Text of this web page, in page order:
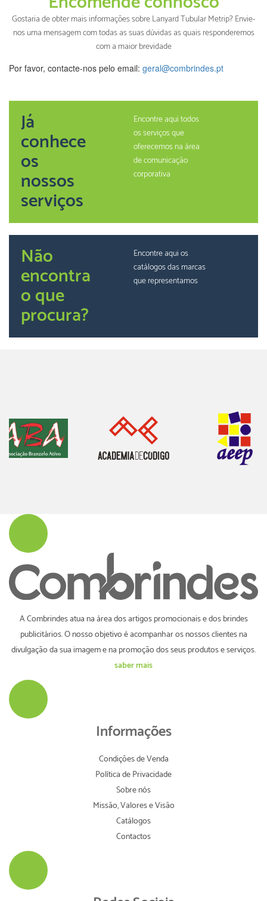
Gostaria de obter mais informações sobre Lanyard Tubular Metrip? Envie-
nos uma mensagem com todas as suas dúvidas as quais responderemos
com a maior brevidade
Por favor, contacte-nos pelo email: geral@combrindes.pt
Já
conhece
os
nossos
serviços
Encontre aqui todos
os serviços que
oferecemos na àrea
de comunicação
corporativa
Não
encontra
o que
procura?
Encontre aqui os
catálogos das marcas
que representamos
A Combrindes atua na área dos artigos promocionais e dos brindes
publicitários. O nosso objetivo é acompanhar os nossos clientes na
divulgação da sua imagem e na promoção dos seus produtos e serviços.
saber mais
Informações
Condições de Venda
Política de Privacidade
Sobre nós
Missão, Valores e Visão
Catálogos
Contactos